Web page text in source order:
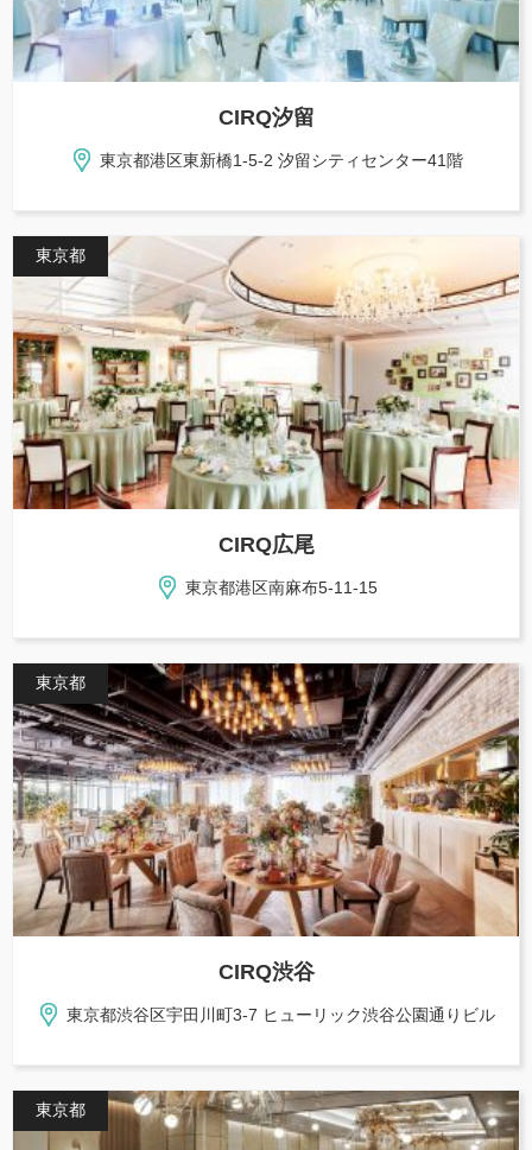
CIRQ汐留
東京都港区東新橋1-5-2 汐留シティセンター41階
東京都
CIRQ広尾
東京都港区南麻布5-11-15
東京都
CIRQ渋谷
東京都渋谷区宇田川町3-7 ヒューリック渋谷公園通りビル
東京都